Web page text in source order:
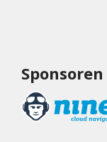
Sponsoren